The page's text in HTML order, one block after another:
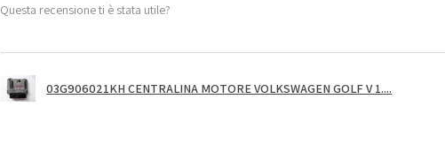
Questa recensione ti è stata utile?
03G906021KH CENTRALINA MOTORE VOLKSWAGEN GOLF V 1....